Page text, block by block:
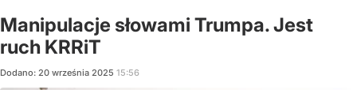
Manipulacje słowami Trumpa. Jest
ruch KRRiT
Dodano: 20 września 2025 15:56